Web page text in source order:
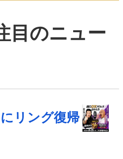
目のニュー
リング復帰